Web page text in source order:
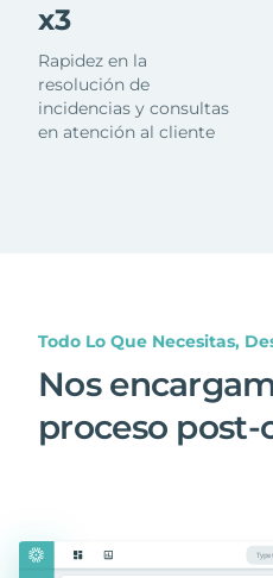
x3
Rapidez en la
resolución de
incidencias y consultas
en atención al cliente
Todo Lo Que Necesitas,
Nos
proceso